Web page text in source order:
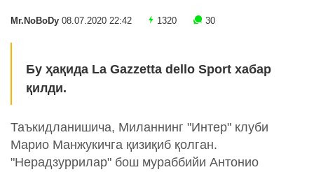
Mr.NoBoDy 08.07.2020 22:42 1320 30
Бу ҳақида La Gazzetta dello Sport хабар
қилди.
Таъкидланишича, Миланнинг "Интер" клуби
Марио Манжукичга қизиқиб қолган.
"Нерадзуррилар" бош мураббийи Антонио